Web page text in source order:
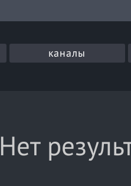
каналы
Нет